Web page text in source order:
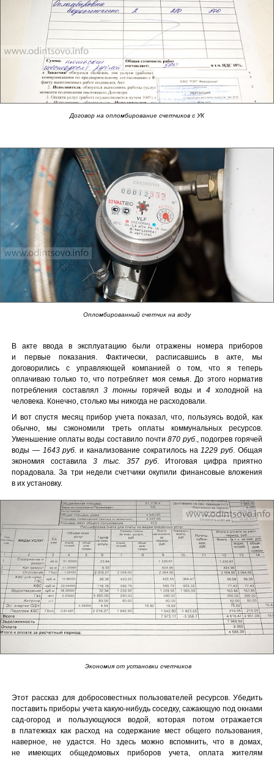
Договор на опломбирование счетчиков с УК
Опломбированный счетчик на воду
В акте ввода в эксплуатацию были отражены номера приборов
и первые показания. Фактически, расписавшись в акте, мы
договорились с управляющей компанией о том, что я теперь
оплачиваю только то, что потребляет моя семья. До этого норматив
потребления составлял 3 тонны горячей воды и 4 холодной на
человека. Конечно, столько мы никогда не расходовали.
И вот спустя месяц прибор учета показал, что, пользуясь водой, как
обычно, мы сэкономили треть оплаты коммунальных ресурсов.
Уменьшение оплаты воды составило почти870 руб., подогрев горячей
воды — 1643 руб. и канализование сократилось на 1229 руб . Общая
экономия составила 3 тыс. 357 руб . Итоговая цифра приятно
порадовала. За три недели счетчики окупили финансовые вложения
в их установку.
Экономия от установки счетчиков
Этот рассказ для добросовестных пользователей ресурсов. Убедить
поставить приборы учета какую-нибудь соседку, сажающую под окнами
сад-огород и пользующуюся водой, которая потом отражается
в платежках как расход на содержание мест общего пользования,
наверное, не удастся. Но здесь можно вспомнить, что в домах,
не имеющих общедомовых приборов учета, оплата жителям